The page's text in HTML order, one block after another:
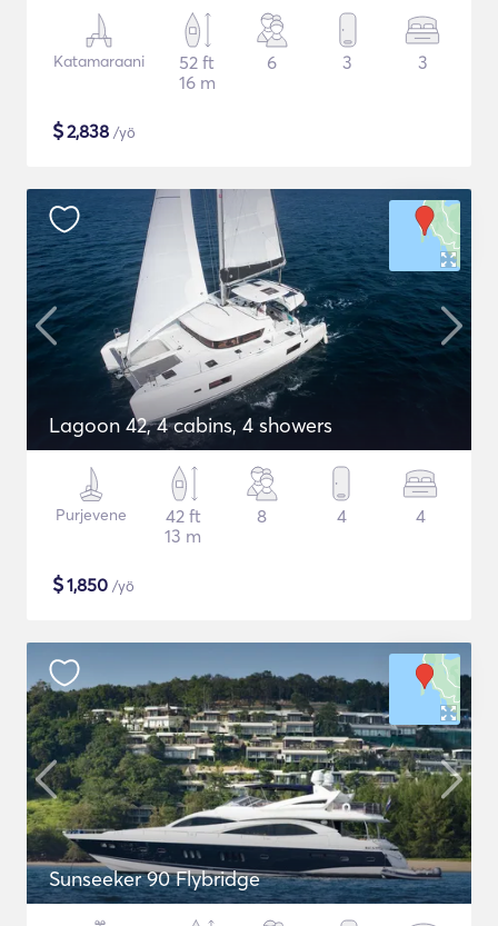
Katamaraani
52 ft
16 m
6 3 3
$2,838 /yö
Lagoon 42, 4 cabins, 4 showers
Purjevene
42 ft
13 m
8 4 4
$1,850 /yö
Sunseeker 90 Flybridge